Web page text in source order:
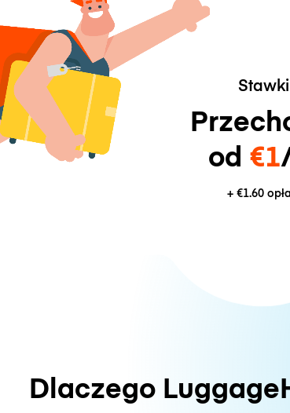
od €1
+ €1.60
Dlaczego